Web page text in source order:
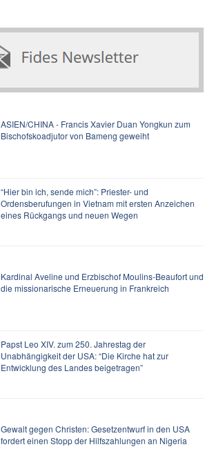
ASIEN/CHINA - Francis Xavier Duan Yongkun zum
Bischofskoadjutor von Bameng geweiht
“Hier bin ich, sende mich”: Priester- und
Ordensberufungen in Vietnam mit ersten Anzeichen
eines Rückgangs und neuen Wegen
Kardinal Aveline und Erzbischof Moulins-Beaufort und
die missionarische Erneuerung in Frankreich
Papst Leo XIV. zum 250. Jahrestag der
Unabhängigkeit der USA: “Die Kirche hat zur
Entwicklung des Landes beigetragen”
Gewalt gegen Christen: Gesetzentwurf in den USA
fordert einen Stopp der Hilfszahlungen an Nigeria